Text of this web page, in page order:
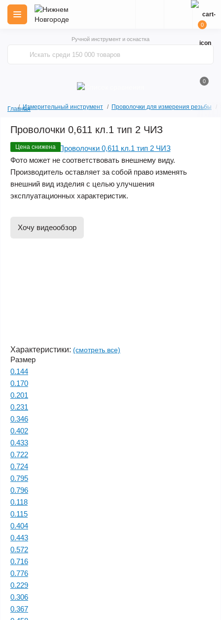
Ручной инструмент и оснастка
0
0
ГлавнаяИзмерительный инструмент Проволочки для измерения резьбы
Проволочки 0,611 кл.1 тип 2 ЧИЗ
Цена снижена
Фото может не соответствовать внешнему виду.
Производитель оставляет за собой право изменять
внешний вид изделия с целью улучшения
эксплуатационных характеристик.
Хочу видеообзор
Характеристики: (смотреть все)
Размер
0.144
0.170
0.201
0.231
0.346
0.402
0.433
0.722
0.724
0.795
0.796
0.118
0.115
0.404
0.443
0.572
0.716
0.776
0.229
0.306
0.367